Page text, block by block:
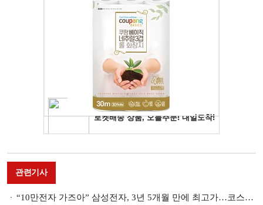
관련기사
“10만전자 가즈아” 삼성전자, 3년 5개월 만에 최고가…코스피도 연고점 경신 [증시 마감]